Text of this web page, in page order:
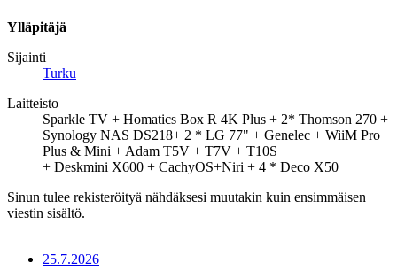
Ylläpitäjä
Sijainti
Turku
Laitteisto
Sparkle TV + Homatics Box R 4K Plus + 2* Thomson 270 +
Synology NAS DS218+ 2 * LG 77" + Genelec + WiiM Pro
Plus & Mini + Adam T5V + T7V + T10S
+ Deskmini X600 + CachyOS+Niri + 4 * Deco X50
Sinun tulee rekisteröityä nähdäksesi muutakin kuin ensimmäisen
viestin sisältö.
25.7.2026